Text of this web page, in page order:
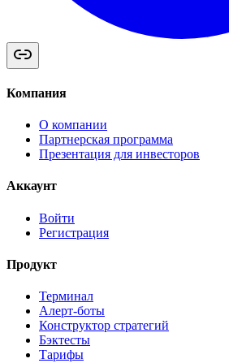
Компания
О компании
Партнерская программа
Презентация для инвесторов
Аккаунт
Войти
Регистрация
Продукт
Терминал
Алерт-боты
Конструктор стратегий
Бэктесты
Тарифы